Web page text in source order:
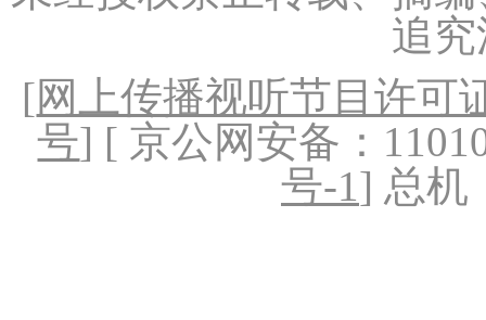
追
[网上传播视听节目许可
号] [ 京公网安备：
号-1] 总机